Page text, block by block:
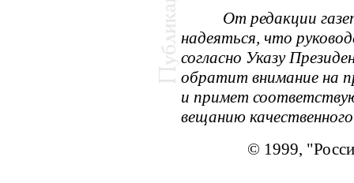
От редакции
надеяться, что
согласно Указу
обратит внимание на
и примет
вещанию
© 1999,